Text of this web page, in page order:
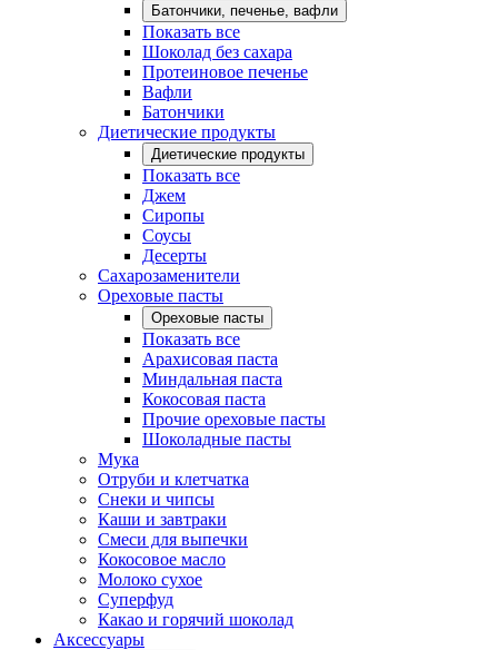
Батончики, печенье, вафли
Показать все
Шоколад без сахара
Протеиновое печенье
Вафли
Батончики
Диетические продукты
Диетические продукты
Показать все
Джем
Сиропы
Соусы
Десерты
Сахарозаменители
Ореховые пасты
Ореховые пасты
Показать все
Арахисовая паста
Миндальная паста
Кокосовая паста
Прочие ореховые пасты
Шоколадные пасты
Мука
Отруби и клетчатка
Снеки и чипсы
Каши и завтраки
Смеси для выпечки
Кокосовое масло
Молоко сухое
Суперфуд
Какао и горячий шоколад
Аксессуары